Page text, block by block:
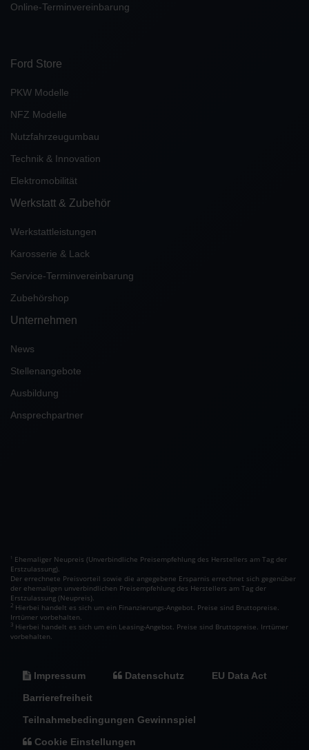
Online-Terminvereinbarung
Ford Store
PKW Modelle
NFZ Modelle
Nutzfahrzeugumbau
Technik & Innovation
Elektromobilität
Werkstatt & Zubehör
Werkstattleistungen
Karosserie & Lack
Service-Terminvereinbarung
Zubehörshop
Unternehmen
News
Stellenangebote
Ausbildung
Ansprechpartner
1 Ehemaliger Neupreis (Unverbindliche Preisempfehlung des Herstellers am Tag der
Erstzulassung).
Der errechnete Preisvorteil sowie die angegebene Ersparnis errechnet sich gegenüber
der ehemaligen unverbindlichen Preisempfehlung des Herstellers am Tag der
Erstzulassung (Neupreis).
2 Hierbei handelt es sich um ein Finanzierungs-Angebot. Preise sind Bruttopreise.
Irrtümer vorbehalten.
3 Hierbei handelt es sich um ein Leasing-Angebot. Preise sind Bruttopreise. Irrtümer
vorbehalten.
Impressum Datenschutz
EU Data Act
Barrierefreiheit
Teilnahmebedingungen Gewinnspiel
Cookie Einstellungen